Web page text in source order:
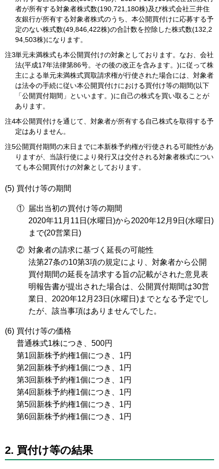
者が所有する対象者株式数(190,721,180株)及び株式会社三井住
友銀行が所有する対象者株式のうち、本公開買付けに応募する予
定のない株式数(49,846,422株)の合計数を控除した株式数(132,2
94,503株)になります。
注3単元未満株式も本公開買付けの対象としております。なお、会社
法(平成17年法律第86号。その後の改正を含みます。)に従って株
主による単元未満株式買取請求権が行使された場合には、対象者
は法令の手続に従い本公開買付けにおける買付け等の期間(以下
「公開買付期間」といいます。)に自己の株式を買い取ることが
あります。
注4本公開買付けを通じて、対象者が所有する自己株式を取得する予
定はありません。
注5公開買付期間の末日までに本新株予約権が行使される可能性があ
りますが、当該行使により発行又は交付される対象者株式につい
ても本公開買付けの対象としております。
(5) 買付け等の期間
① 届出当初の買付け等の期間
2020年11月11日(水曜日)から2020年12月9日(水曜日)
まで(20営業日)
② 対象者の請求に基づく延長の可能性
法第27条の10第3項の規定により、対象者から公開
買付期間の延長を請求する旨の記載がされた意見表
明報告書が提出された場合は、公開買付期間は30営
業日、2020年12月23日(水曜日)までとなる予定でし
たが、該当事項はありませんでした。
(6) 買付け等の価格
普通株式1株につき、500円
第1回新株予約権1個につき、1円
第2回新株予約権1個につき、1円
第3回新株予約権1個につき、1円
第4回新株予約権1個につき、1円
第5回新株予約権1個につき、1円
第6回新株予約権1個につき、1円
2. 買付け等の結果